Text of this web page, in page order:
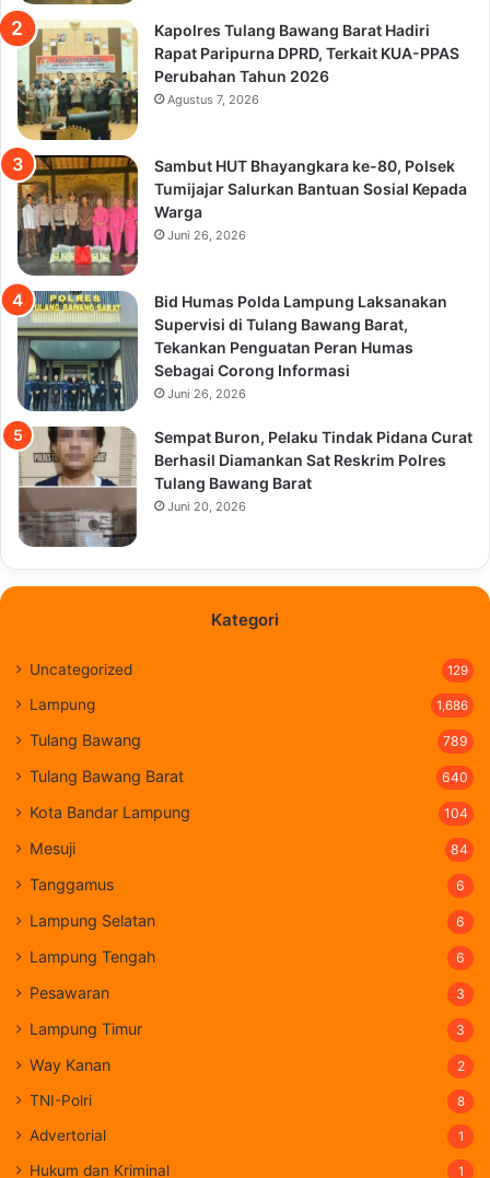
Kapolres Tulang Bawang Barat Hadiri
Rapat Paripurna DPRD, Terkait KUA-PPAS
Perubahan Tahun 2026
Agustus 7, 2026
Sambut HUT Bhayangkara ke-80, Polsek
Tumijajar Salurkan Bantuan Sosial Kepada
Warga
Juni 26, 2026
Bid Humas Polda Lampung Laksanakan
Supervisi di Tulang Bawang Barat,
Tekankan Penguatan Peran Humas
Sebagai Corong Informasi
Juni 26, 2026
Sempat Buron, Pelaku Tindak Pidana Curat
Berhasil Diamankan Sat Reskrim Polres
Tulang Bawang Barat
Juni 20, 2026
Kategori
Uncategorized 129
Lampung 1,686
Tulang Bawang 789
Tulang Bawang Barat 640
Kota Bandar Lampung 104
Mesuji 84
Tanggamus 6
Lampung Selatan 6
Lampung Tengah 6
Pesawaran 3
Lampung Timur 3
Way Kanan 2
TNI-Polri 8
Advertorial 1
Hukum dan Kriminal 1